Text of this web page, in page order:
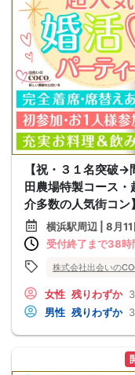
【祝・３１名突破
田農場特製コース
介多数の人気街コン】
横浜駅周辺 | 8月
受付終了まで38時
株式会社出会いの
女性 残りわずか
男性 残りわずか